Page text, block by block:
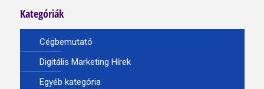
Kategóriák
Cégbemutató
Digitális Marketing Hírek
Egyéb kategória